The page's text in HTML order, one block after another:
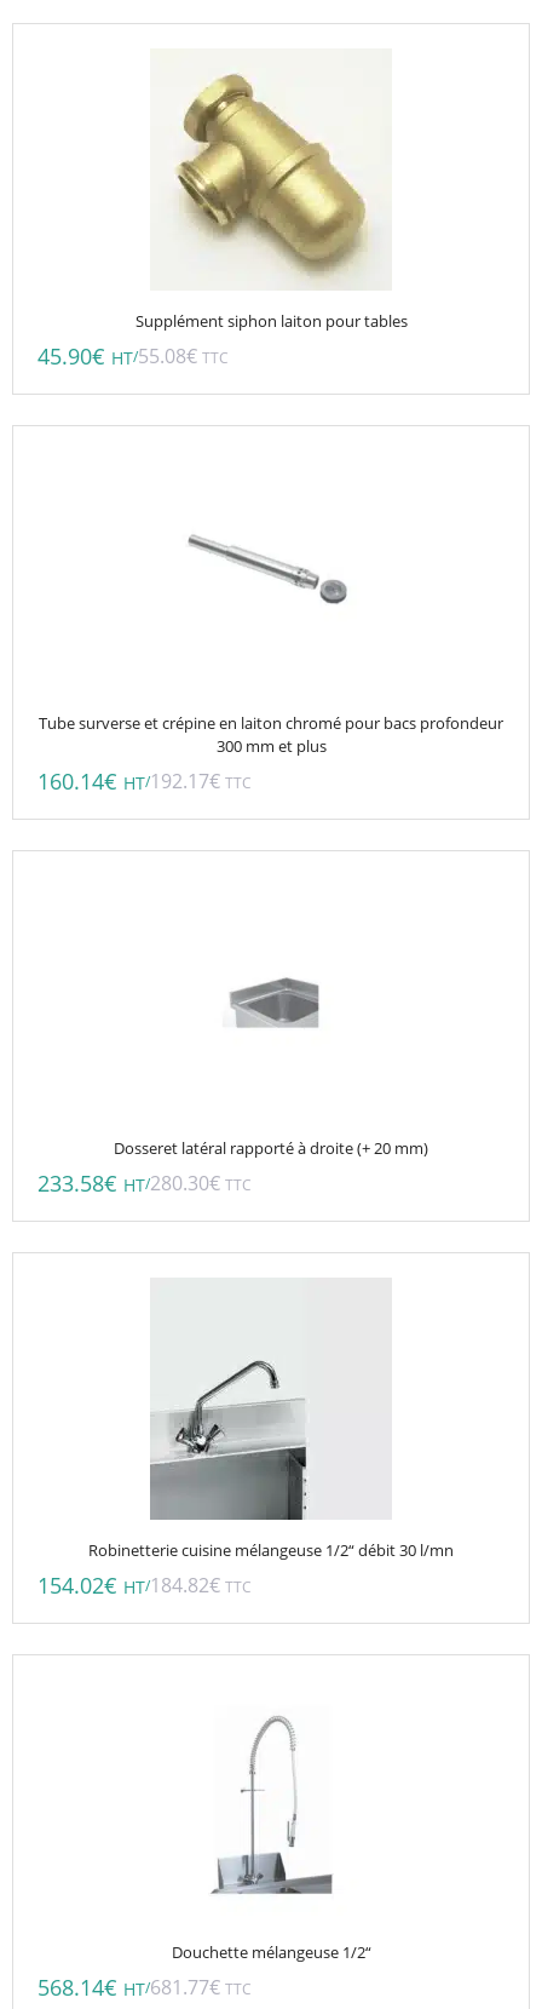
Supplément siphon laiton pour tables
45.90€ HT/55.08€ TTC
Tube surverse et crépine en laiton chromé pour bacs profondeur
300 mm et plus
160.14€ HT/192.17€ TTC
Dosseret latéral rapporté à droite (+ 20 mm)
233.58€ HT/280.30€ TTC
Robinetterie cuisine mélangeuse 1/2“ débit 30 l/mn
154.02€ HT/184.82€ TTC
Douchette mélangeuse 1/2“
568.14€ HT/681.77€ TTC